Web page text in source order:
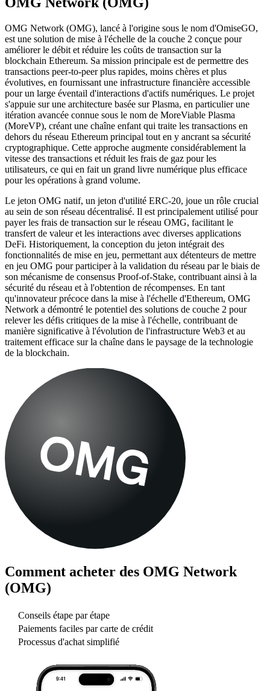
OMG Network (OMG), lancé à l'origine sous le nom d'OmiseGO,
est une solution de mise à l'échelle de la couche 2 conçue pour
améliorer le débit et réduire les coûts de transaction sur la
blockchain Ethereum. Sa mission principale est de permettre des
transactions peer-to-peer plus rapides, moins chères et plus
évolutives, en fournissant une infrastructure financière accessible
pour un large éventail d'interactions d'actifs numériques. Le projet
s'appuie sur une architecture basée sur Plasma, en particulier une
itération avancée connue sous le nom de MoreViable Plasma
(MoreVP), créant une chaîne enfant qui traite les transactions en
dehors du réseau Ethereum principal tout en y ancrant sa sécurité
cryptographique. Cette approche augmente considérablement la
vitesse des transactions et réduit les frais de gaz pour les
utilisateurs, ce qui en fait un grand livre numérique plus efficace
pour les opérations à grand volume.
Le jeton OMG natif, un jeton d'utilité ERC-20, joue un rôle crucial
au sein de son réseau décentralisé. Il est principalement utilisé pour
payer les frais de transaction sur le réseau OMG, facilitant le
transfert de valeur et les interactions avec diverses applications
DeFi. Historiquement, la conception du jeton intégrait des
fonctionnalités de mise en jeu, permettant aux détenteurs de mettre
en jeu OMG pour participer à la validation du réseau par le biais de
son mécanisme de consensus Proof-of-Stake, contribuant ainsi à la
sécurité du réseau et à l'obtention de récompenses. En tant
qu'innovateur précoce dans la mise à l'échelle d'Ethereum, OMG
Network a démontré le potentiel des solutions de couche 2 pour
relever les défis critiques de la mise à l'échelle, contribuant de
manière significative à l'évolution de l'infrastructure Web3 et au
traitement efficace sur la chaîne dans le paysage de la technologie
de la blockchain.
Comment acheter des OMG Network
(OMG)
Conseils étape par étape
Paiements faciles par carte de crédit
Processus d'achat simplifié